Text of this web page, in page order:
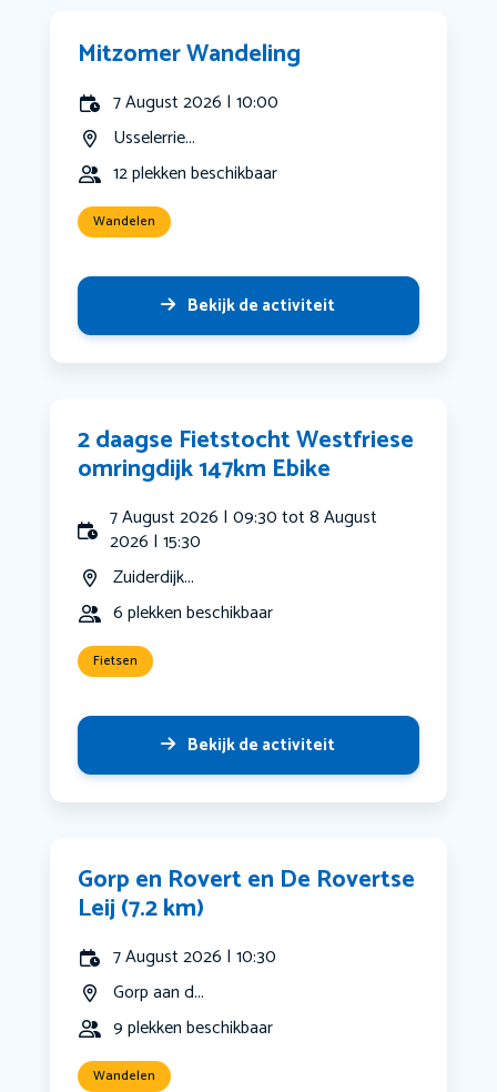
Mitzomer Wandeling
7 August 2026 | 10:00
Usselerrie...
12 plekken beschikbaar
Wandelen
Bekijk de activiteit
2 daagse Fietstocht Westfriese
omringdijk 147km Ebike
7 August 2026 | 09:30 tot 8 August
2026 | 15:30
Zuiderdijk...
6 plekken beschikbaar
Fietsen
Bekijk de activiteit
Gorp en Rovert en De Rovertse
Leij (7.2 km)
7 August 2026 | 10:30
Gorp aan d...
9 plekken beschikbaar
Wandelen